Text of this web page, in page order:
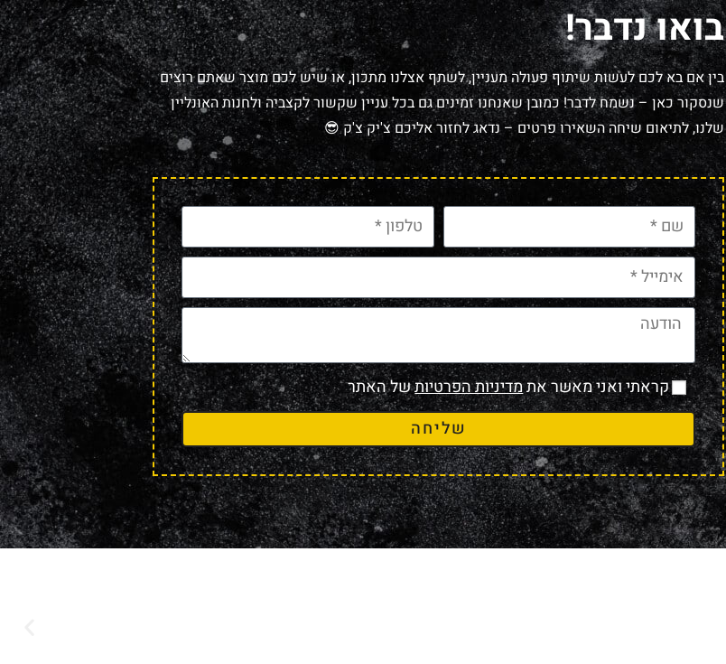
בואו נדבר!
בין אם בא לכם לעשות שיתוף פעולה מעניין, לשתף אצלנו מתכון, או שיש לכם מוצר שאתם רוצים
שנסקור כאן – נשמח לדבר! כמובן שאנחנו זמינים גם בכל עניין שקשור לקצביה ולחנות האונליין
שלנו, לתיאום שיחה השאירו פרטים – נדאג לחזור אליכם צ'יק צ'ק 😎
קראתי ואני מאשר אתמדיניות הפרטיותשל האתר
שליחה